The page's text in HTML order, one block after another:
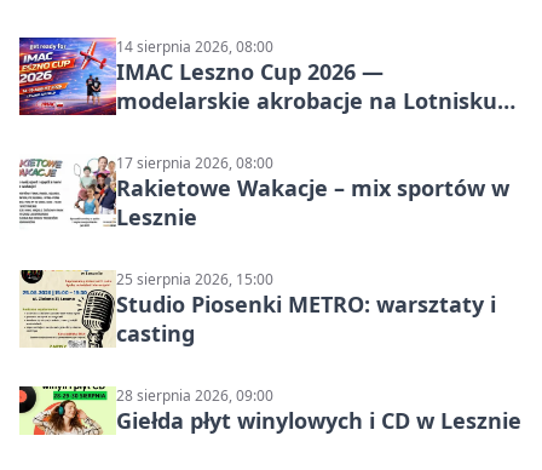
14 sierpnia 2026, 08:00
IMAC Leszno Cup 2026 —
modelarskie akrobacje na Lotnisku
17 sierpnia 2026, 08:00
Rakietowe Wakacje – mix sportów w
Lesznie
25 sierpnia 2026, 15:00
Studio Piosenki METRO: warsztaty i
casting
28 sierpnia 2026, 09:00
Giełda płyt winylowych i CD w Lesznie